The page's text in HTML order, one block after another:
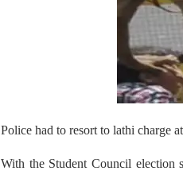
Police had to resort to lathi charge
With the Student Council election